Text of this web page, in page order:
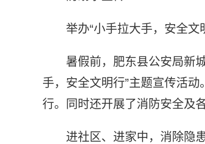
举办“小手拉大手，安全文
暑假前，肥东县公安局新
手，安全文明行”主题宣传活
行。同时还开展了消防安全及
进社区、进家中，消除隐